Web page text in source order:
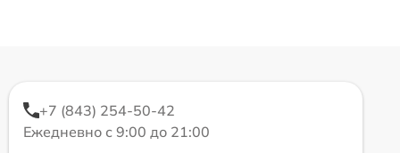
+7 (843) 254-50-42
Ежедневно с 9:00 до 21:00